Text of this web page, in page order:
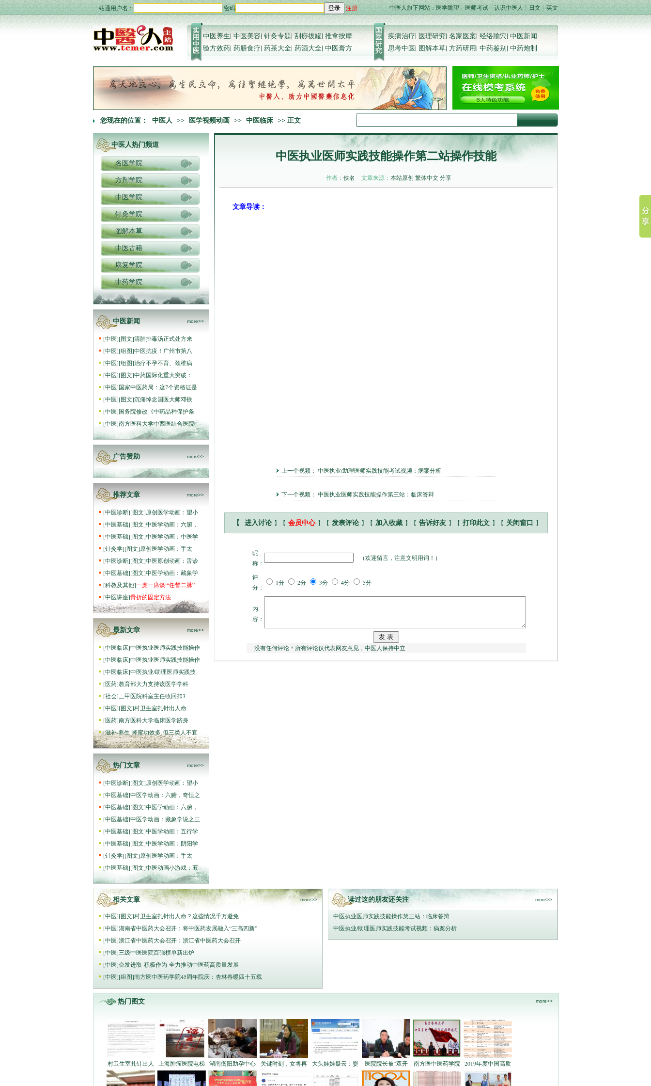
一站通用户名： 密码 登录 注册 中医人旗下网站：医学眺望 ┊医师考试┊ 认识中医人┊ 日文 ┊英文
中医养生|中医美容|针灸专题|刮痧拔罐|推拿按摩
验方效药| 药膳食疗| 药茶大全| 药酒大全| 中医膏方
疾病治疗|医理研究|名家医案|经络腧穴|中医新闻
思考中医| 图解本草| 方药研用| 中药鉴别| 中药炮制
您现在的位置： 中医人 >> 医学视频动画 >> 中医临床 >> 正文
中医人热门频道
名医学院
方剂学院
中医学院
针灸学院
图解本草
中医古籍
康复学院
中药学院
中医新闻 more>>
[中医][图文]清肺排毒汤正式处方来
[中医][组图]中医抗疫！广州市第八
[中医][组图]治疗不孕不育、颈椎病
[中医][图文]中药国际化重大突破：
[中医]国家中医药局：这7个资格证是
[中医][图文]沉痛悼念国医大师邓铁
[中医]国务院修改《中药品种保护条
[中医]南方医科大学中西医结合医院
广告赞助 more>>
推荐文章 more>>
[中医诊断][图文]原创医学动画：望小
[中医基础][图文]中医学动画：六腑，
[中医基础][图文]中医学动画：中医学
[针灸学][图文]原创医学动画：手太
[中医诊断][图文]中医原创动画：舌诊
[中医基础][图文]中医学动画：藏象学
[科教及其他]一虎一席谈:“任督二脉”
[中医讲座]骨折的固定方法
最新文章 more>>
[中医临床]中医执业医师实践技能操作
[中医临床]中医执业医师实践技能操作
[中医临床]中医执业/助理医师实践技
[医药]教育部大力支持该医学学科
[社会]三甲医院科室主任收回扣3
[中医][图文]村卫生室扎针出人命
[医药]南方医科大学临床医学跻身
[滋补·养生]蜂蜜功效多 但三类人不宜
热门文章 more>>
[中医诊断][图文]原创医学动画：望小
[中医基础]中医学动画：六腑，奇恒之
[中医基础][图文]中医学动画：六腑，
[中医基础]中医学动画：藏象学说之三
[中医基础][图文]中医学动画：五行学
[中医基础][图文]中医学动画：阴阳学
[针灸学][图文]原创医学动画：手太
[中医基础][图文]中医动画小游戏：五
中医执业医师实践技能操作第二站操作技能
作者： 佚名 文章来源： 本站原创 繁体中文 分享
文章导读：
上一个视频： 中医执业/助理医师实践技能考试视频：病案分析
下一个视频： 中医执业医师实践技能操作第三站：临床答辩
【 进入讨论 】【 会员中心 】【 发表评论 】【 加入收藏 】【 告诉好友 】【 打印此文 】【 关闭窗口 】
昵
称：
（欢迎留言，注意文明用词！ ）
评
分：
1分 2分 3分 4分 5分
内
容：
没有任何评论 * 所有评论仅代表网友意见，中医人保持中立
相关文章 more>>
[中医][图文]村卫生室扎针出人命？这些情况千万避免
[中医]湖南省中医药大会召开：将中医药发展融入“三高四新”
[中医]浙江省中医药大会召开：浙江省中医药大会召开
[中医]三级中医医院百强榜单新出炉
[中医]奋发进取 积极作为 全力推动中医药高质量发展
[中医][组图]南方医中医药学院45周年院庆：杏林春暖四十五载
读过这的朋友还关注 more>>
中医执业医师实践技能操作第三站：临床答辩
中医执业/助理医师实践技能考试视频：病案分析
热门图文 more>>
村卫生室扎针出人 上海肿瘤医院电梯 湖南衡阳助孕中心 关键时刻，女将再 大头娃娃疑云：婴 医院院长被“双开 南方医中医药学院 2019年度中国高质